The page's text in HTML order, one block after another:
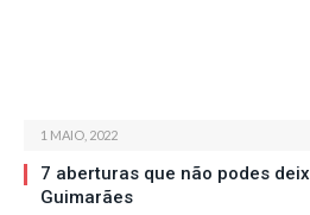
1 MAIO, 2022
7 aberturas que não podes
Guimarães